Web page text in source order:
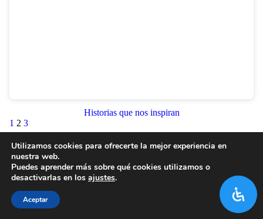
Historias que nos inspiran
1 2 3
Utilizamos cookies para ofrecerte la mejor experiencia en
nuestra web.
Puedes aprender más sobre qué cookies utilizamos o
desactivarlas en los ajustes.
Aceptar